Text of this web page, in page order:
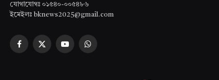
যোগাযোগঃ ০১৫৪০-০০৫৪৮৬
ইমেইলঃ bknews2025@gmail.com
Facebook
X
YouTubeWhatsApp